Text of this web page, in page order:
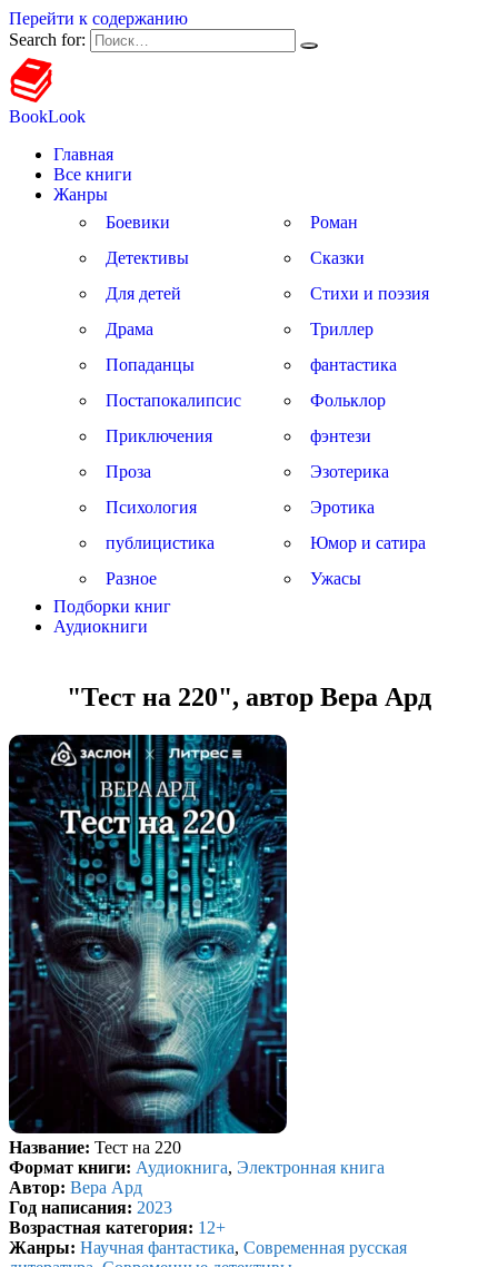
Перейти к содержанию
Search for:
BookLook
Главная
Все книги
Жанры
Боевики
Детективы
Для детей
Драма
Попаданцы
Постапокалипсис
Приключения
Проза
Психология
публицистика
Разное
Роман
Сказки
Стихи и поэзия
Триллер
фантастика
Фольклор
фэнтези
Эзотерика
Эротика
Юмор и сатира
Ужасы
Подборки книг
Аудиокниги
"Тест на 220", автор Вера Ард
Название: Тест на 220
Формат книги: Аудиокнига, Электронная книга
Автор: Вера Ард
Год написания: 2023
Возрастная категория: 12+
Жанры: Научная фантастика, Современная русская